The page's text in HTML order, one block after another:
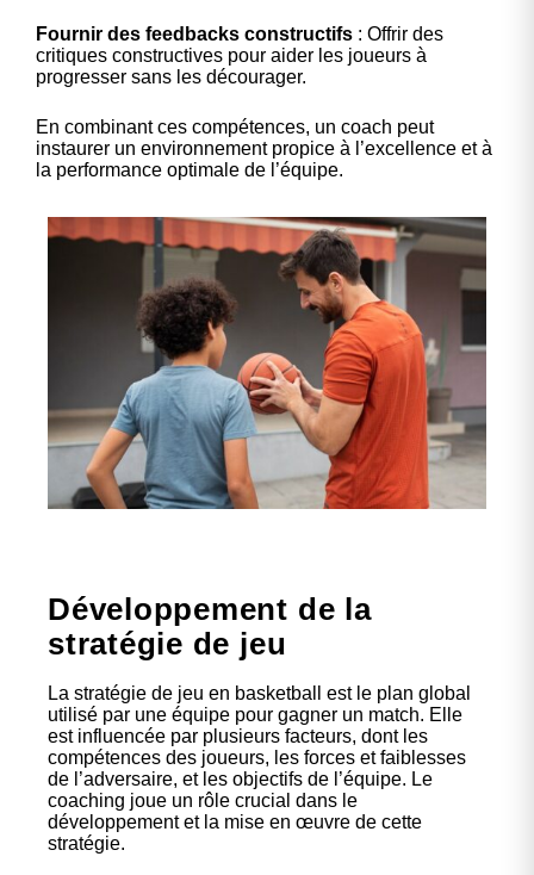
Fournir des feedbacks constructifs : Offrir des
critiques constructives pour aider les joueurs à
progresser sans les décourager.
En combinant ces compétences, un coach peut
instaurer un environnement propice à l’excellence et à
la performance optimale de l’équipe.
Développement de la
stratégie de jeu
La stratégie de jeu en basketball est le plan global
utilisé par une équipe pour gagner un match. Elle
est influencée par plusieurs facteurs, dont les
compétences des joueurs, les forces et faiblesses
de l’adversaire, et les objectifs de l’équipe. Le
coaching joue un rôle crucial dans le
développement et la mise en œuvre de cette
stratégie.